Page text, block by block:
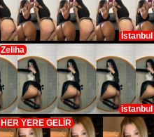
İstanbul
Zeliha
istanbul
HER YERE GELİR